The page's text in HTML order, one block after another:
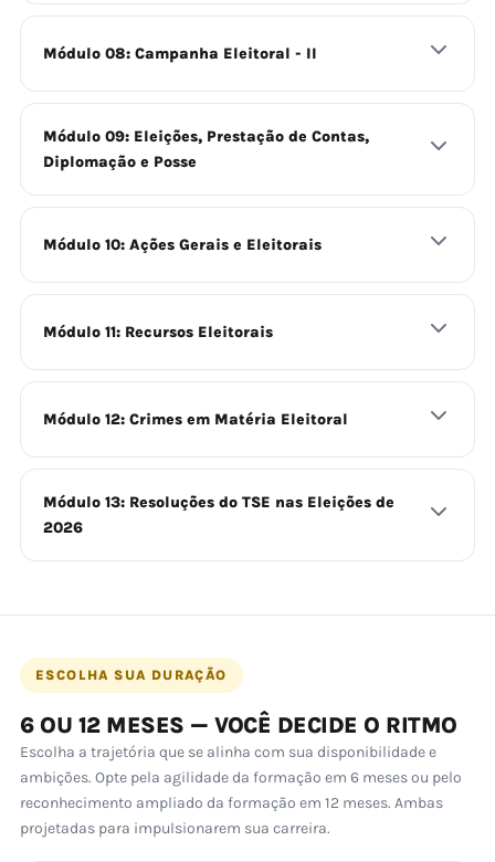
Módulo 08: Campanha Eleitoral - II
Módulo 09: Eleições, Prestação de Contas,
Diplomação e Posse
Módulo 10: Ações Gerais e Eleitorais
Módulo 11: Recursos Eleitorais
Módulo 12: Crimes em Matéria Eleitoral
Módulo 13: Resoluções do TSE nas Eleições de
2026
ESCOLHA SUA DURAÇÃO
6 OU 12 MESES — VOCÊ DECIDE O RITMO
Escolha a trajetória que se alinha com sua disponibilidade e
ambições. Opte pela agilidade da formação em 6 meses ou pelo
reconhecimento ampliado da formação em 12 meses. Ambas
projetadas para impulsionarem sua carreira.